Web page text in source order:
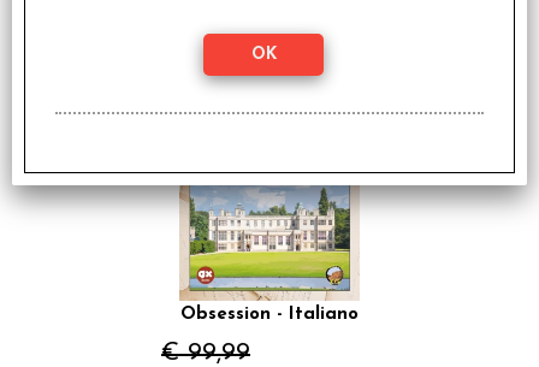
€ 25,00
€10,00
Obsession - Italiano
€ 99,99